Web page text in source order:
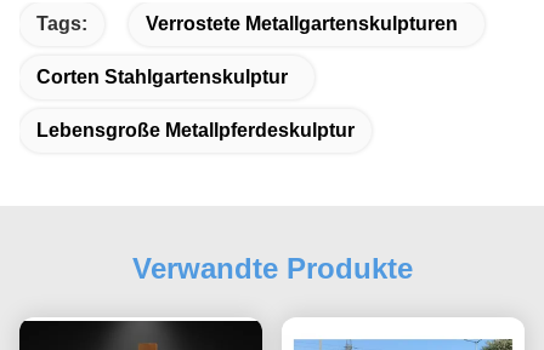
Tags: Verrostete Metallgartenskulpturen
Corten Stahlgartenskulptur
Lebensgroße Metallpferdeskulptur
Verwandte Produkte